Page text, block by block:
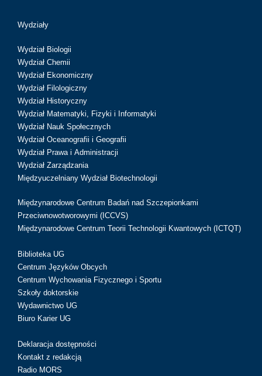
Wydziały
Wydział Biologii
Wydział Chemii
Wydział Ekonomiczny
Wydział Filologiczny
Wydział Historyczny
Wydział Matematyki, Fizyki i Informatyki
Wydział Nauk Społecznych
Wydział Oceanografii i Geografii
Wydział Prawa i Administracji
Wydział Zarządzania
Międzyuczelniany Wydział Biotechnologii
Międzynarodowe Centrum Badań nad Szczepionkami
Przeciwnowotworowymi (ICCVS)
Międzynarodowe Centrum Teorii Technologii Kwantowych (ICTQT)
Biblioteka UG
Centrum Języków Obcych
Centrum Wychowania Fizycznego i Sportu
Szkoły doktorskie
Wydawnictwo UG
Biuro Karier UG
Deklaracja dostępności
Kontakt z redakcją
Radio MORS